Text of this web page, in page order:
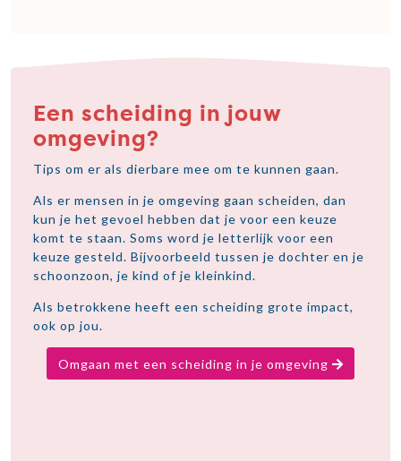
Een scheiding in jouw
omgeving?
Tips om er als dierbare mee om te kunnen gaan.
Als er mensen in je omgeving gaan scheiden, dan
kun je het gevoel hebben dat je voor een keuze
komt te staan. Soms word je letterlijk voor een
keuze gesteld. Bijvoorbeeld tussen je dochter en je
schoonzoon, je kind of je kleinkind.
Als betrokkene heeft een scheiding grote impact,
ook op jou.
Omgaan met een scheiding in je omgeving